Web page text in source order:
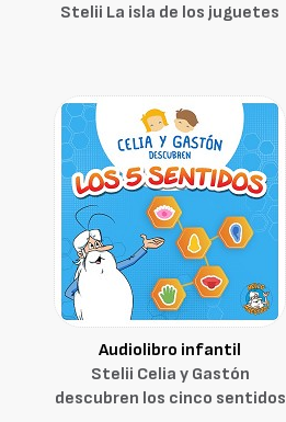
Stelii La isla de los juguetes
Audiolibro infantil
Stelii Celia y Gastón
descubren los cinco sentidos